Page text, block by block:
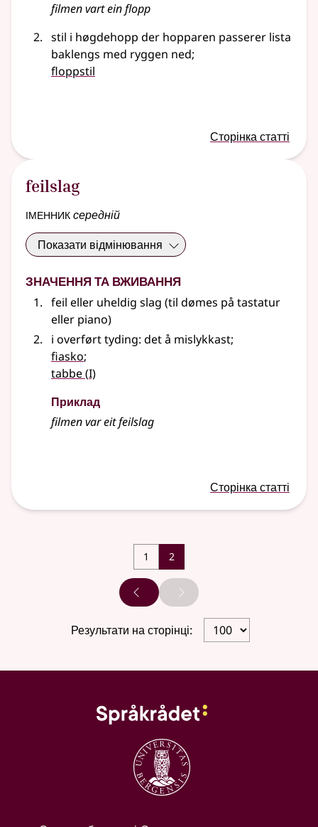
filmen vart ein flopp
stil i høgdehopp der hopparen passerer lista
baklengs med ryggen ned;
floppstil
Сторінка статті
feilslag
іменниксередній
Показати відмінювання
Значення та вживання
feil eller uheldig slag (til dømes på tastatur
eller piano)
i overført tyding: det å mislykkast;
fiasko;
tabbe(1
I)
Приклад
filmen var eit feilslag
Сторінка статті
1 2
Попередня сторінка
Наступна сторінка
Результати на сторінці: